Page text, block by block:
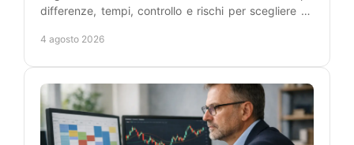
differenze, tempi, controllo e rischi per scegliere un
4 agosto 2026